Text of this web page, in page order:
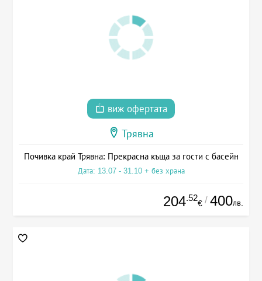
виж офертата
Трявна
Почивка край Трявна: Прекрасна къща за гости с басейн
Дата: 13.07 - 31.10 + без храна
204.52
€ / 400лв.